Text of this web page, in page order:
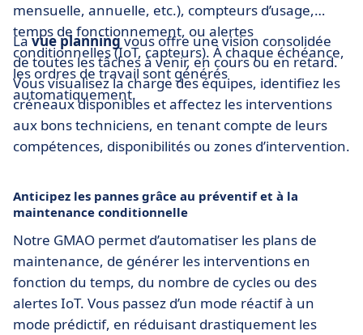
mensuelle, annuelle, etc.), compteurs d’usage,
temps de fonctionnement, ou alertes
conditionnelles (IoT, capteurs). À chaque échéance,
les ordres de travail sont générés
automatiquement.
Lavue planningvous offre une vision consolidée
de toutes les tâches à venir, en cours ou en retard.
Vous visualisez la charge des équipes, identifiez les
créneaux disponibles et affectez les interventions
aux bons techniciens, en tenant compte de leurs
compétences, disponibilités ou zones d’intervention.
Anticipez les pannes grâce au préventif et à la
maintenance conditionnelle
Notre GMAO permet d’automatiser les plans de
maintenance, de générer les interventions en
fonction du temps, du nombre de cycles ou des
alertes IoT. Vous passez d’un mode réactif à un
mode prédictif, en réduisant drastiquement les